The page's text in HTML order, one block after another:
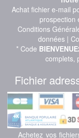
Achat fichier e-mail
prospection
Conditions
données|
* Code
complets,
Fichier
Achetez vos